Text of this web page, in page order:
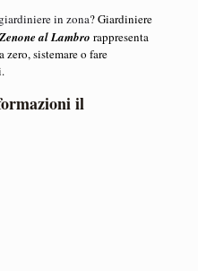
giardiniere in zona? Giardiniere
al Lambro rappresenta
sistemare o fare
il